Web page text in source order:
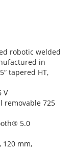
robotic welded
in
tapered HT,
V
removable 725
5.0
120 mm,